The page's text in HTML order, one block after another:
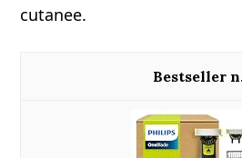
cutanee.